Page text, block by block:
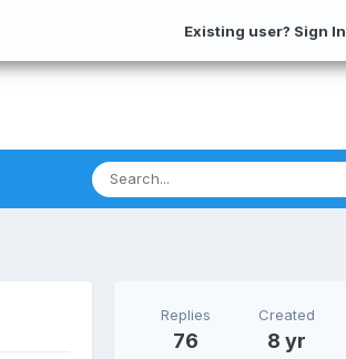
Existing user? Sign In
Replies
76
Created
8 yr